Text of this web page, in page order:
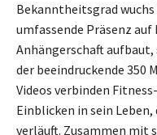
Bekanntheitsgrad wuchs
umfassende Präsenz
Anhängerschaft aufbaut,
der beeindruckende 350
Videos verbinden
Einblicken in sein Leben,
verläuft. Zusammen mit